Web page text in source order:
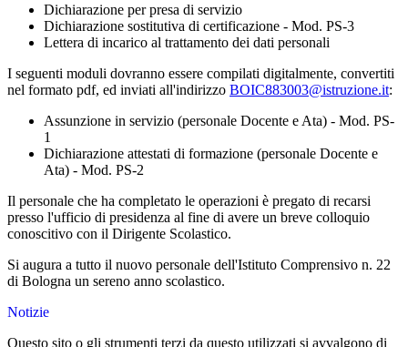
Dichiarazione per presa di servizio
Dichiarazione sostitutiva di certificazione - Mod. PS-3
Lettera di incarico al trattamento dei dati personali
I seguenti moduli dovranno essere compilati digitalmente, convertiti
nel formato pdf, ed inviati all'indirizzo BOIC883003@istruzione.it:
Assunzione in servizio (personale Docente e Ata) - Mod. PS-
1
Dichiarazione attestati di formazione (personale Docente e
Ata) - Mod. PS-2
Il personale che ha completato le operazioni è pregato di recarsi
presso l'ufficio di presidenza al fine di avere un breve colloquio
conoscitivo con il Dirigente Scolastico.
Si augura a tutto il nuovo personale dell'Istituto Comprensivo n. 22
di Bologna un sereno anno scolastico.
Notizie
Questo sito o gli strumenti terzi da questo utilizzati si avvalgono di